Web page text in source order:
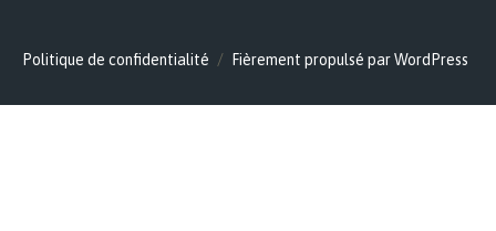
Politique de confidentialité Fièrement propulsé par WordPress